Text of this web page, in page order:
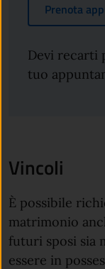
Prenota
Devi recarti
tuo
Vincoli
È possibile
matrimonio
futuri sposi sia
essere in